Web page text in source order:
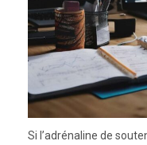
Si l’adrénaline de